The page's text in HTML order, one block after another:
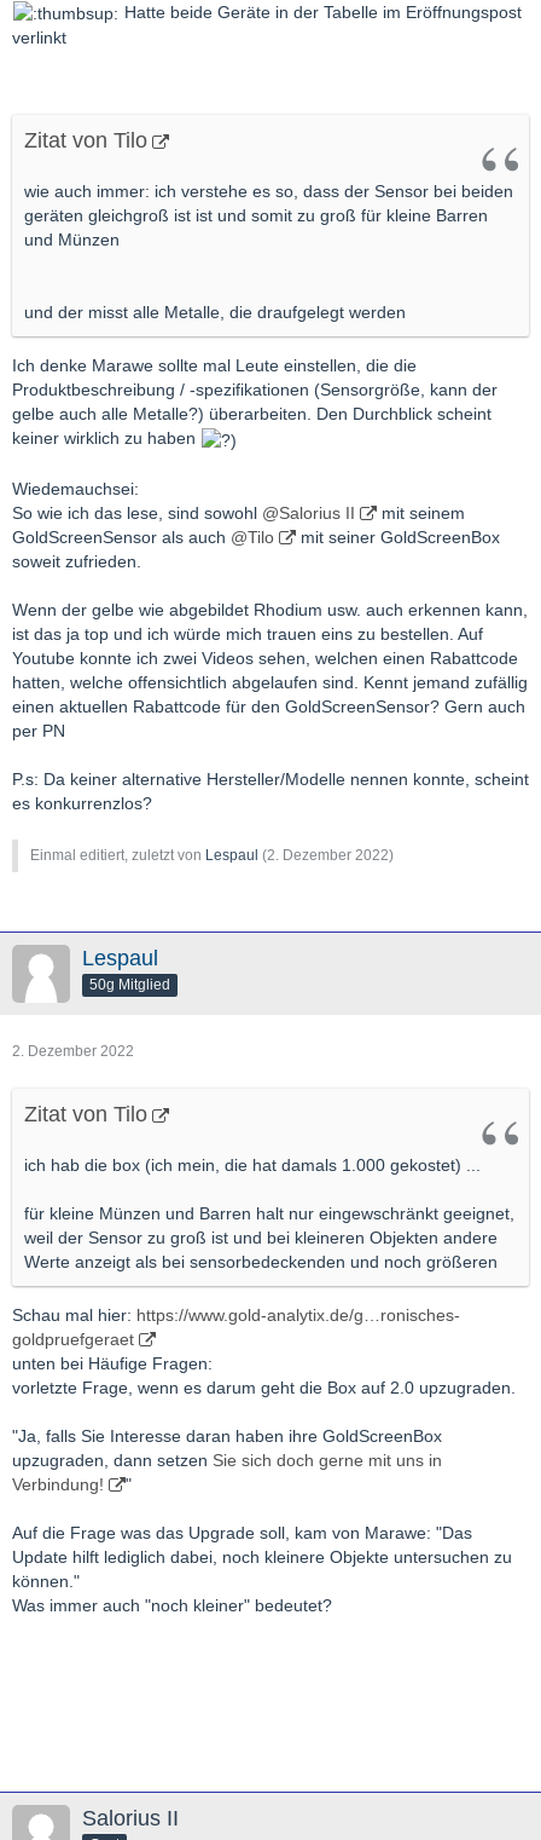
Warum redest Du immer von „beiden Geräten“???
Hatte beide Geräte in der Tabelle im Eröffnungspost
verlinkt
Zitat von Tilo
wie auch immer: ich verstehe es so, dass der Sensor bei beiden
geräten gleichgroß ist ist und somit zu groß für kleine Barren
und Münzen
und der misst alle Metalle, die draufgelegt werden
Ich denke Marawe sollte mal Leute einstellen, die die
Produktbeschreibung / -spezifikationen (Sensorgröße, kann der
gelbe auch alle Metalle?) überarbeiten. Den Durchblick scheint
keiner wirklich zu haben
Wiedemauchsei:
So wie ich das lese, sind sowohl @Salorius II
mit seinem
GoldScreenSensor als auch @Tilo
mit seiner GoldScreenBox
soweit zufrieden.
Wenn der gelbe wie abgebildet Rhodium usw. auch erkennen kann,
ist das ja top und ich würde mich trauen eins zu bestellen. Auf
Youtube konnte ich zwei Videos sehen, welchen einen Rabattcode
hatten, welche offensichtlich abgelaufen sind. Kennt jemand zufällig
einen aktuellen Rabattcode für den GoldScreenSensor? Gern auch
per PN
P.s: Da keiner alternative Hersteller/Modelle nennen konnte, scheint
es konkurrenzlos?
Einmal editiert, zuletzt von Lespaul (2. Dezember 2022)
Lespaul
50g Mitglied
2. Dezember 2022
Zitat von Tilo
ich hab die box (ich mein, die hat damals 1.000 gekostet) ...
für kleine Münzen und Barren halt nur eingewschränkt geeignet,
weil der Sensor zu groß ist und bei kleineren Objekten andere
Werte anzeigt als bei sensorbedeckenden und noch größeren
Schau mal hier: https://www.gold-analytix.de/g…ronisches-
goldpruefgeraet
unten bei Häufige Fragen:
vorletzte Frage, wenn es darum geht die Box auf 2.0 upzugraden.
"Ja, falls Sie Interesse daran haben ihre GoldScreenBox
upzugraden, dann setzen Sie sich doch gerne mit uns in
Verbindung!
"
Auf die Frage was das Upgrade soll, kam von Marawe: "Das
Update hilft lediglich dabei, noch kleinere Objekte untersuchen zu
können."
Was immer auch "noch kleiner" bedeutet?
Salorius II